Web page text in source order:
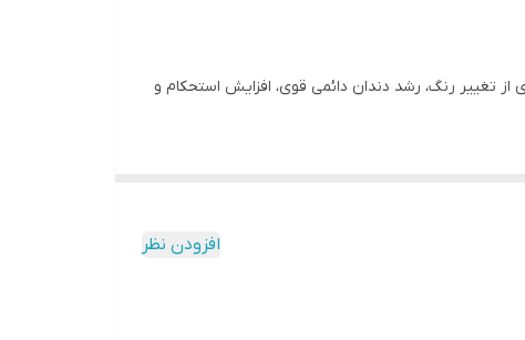
قطعی درباره جلوگیری از تغییر رنگ، رشد دندان دائمی قوی، افزایش استحکام و
افزودن نظر